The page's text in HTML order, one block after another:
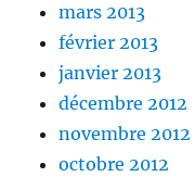
mars 2013
février 2013
janvier 2013
décembre 2012
novembre 2012
octobre 2012